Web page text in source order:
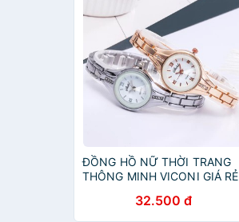
ĐỒNG HỒ NỮ THỜI TRANG
THÔNG MINH VICONI GIÁ RẺ
32.500 đ